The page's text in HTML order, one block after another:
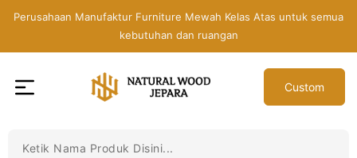
Perusahaan Manufaktur Furniture Mewah Kelas Atas untuk semua
kebutuhan dan ruangan
Jepara
Custom